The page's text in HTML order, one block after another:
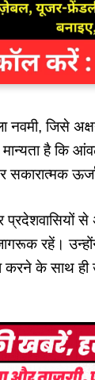
नवमी, जिसे
मान्यता है
ऊर्जा
रहें।
के साथ ही